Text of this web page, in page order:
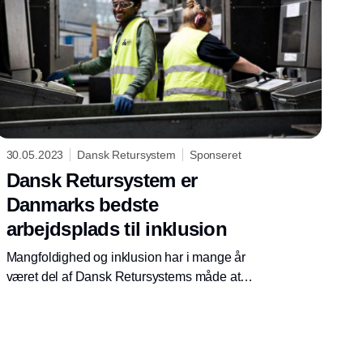
30.05.2023 Dansk Retursystem Sponseret
Dansk Retursystem er
Danmarks bedste
arbejdsplads til inklusion
Mangfoldighed og inklusion har i mange år
været del af Dansk Retursystems måde at